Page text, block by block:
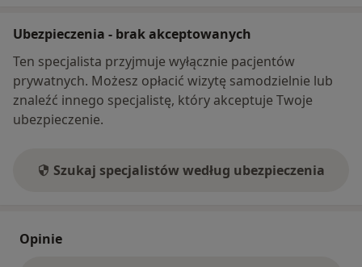
Ubezpieczenia - brak akceptowanych
Ten specjalista przyjmuje wyłącznie pacjentów
prywatnych. Możesz opłacić wizytę samodzielnie lub
znaleźć innego specjalistę, który akceptuje Twoje
ubezpieczenie.
Szukaj specjalistów według ubezpieczenia
Opinie